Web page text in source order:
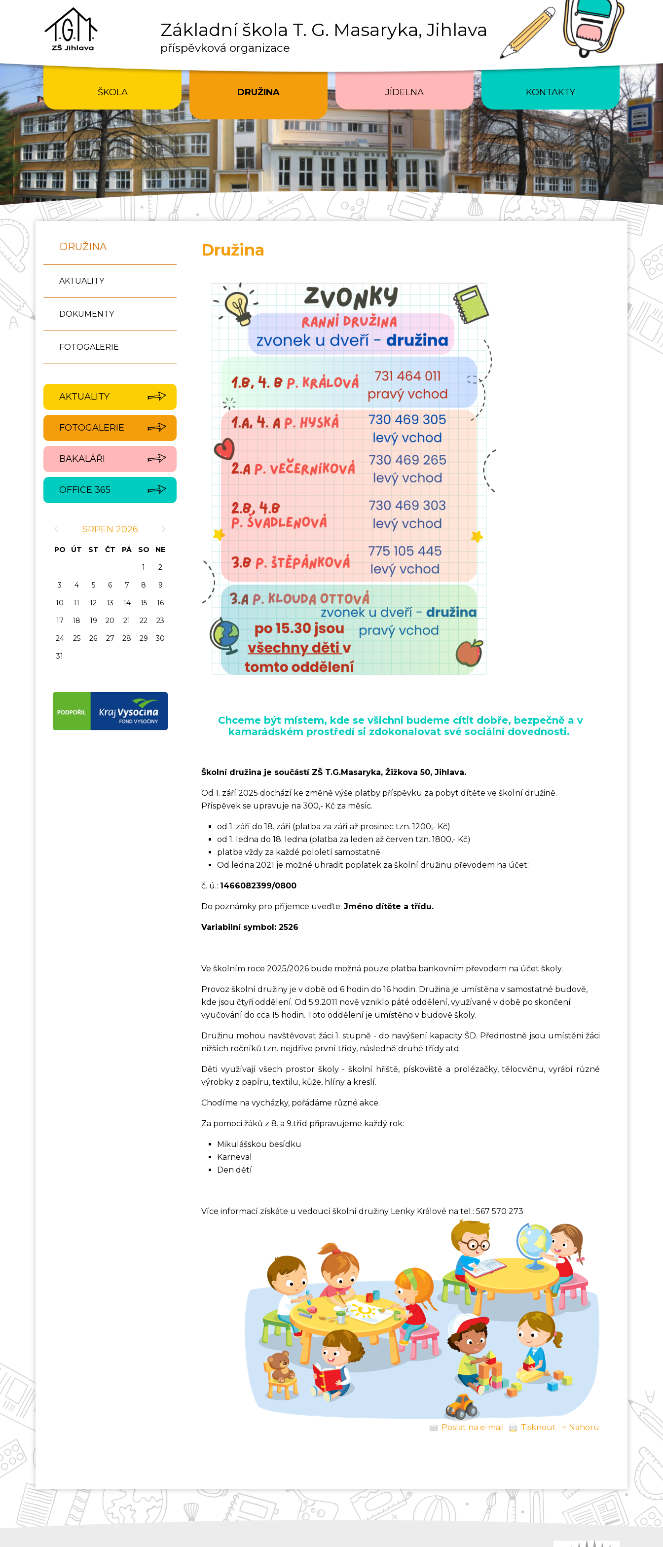
Základní škola T. G. Masaryka, Jihlava
příspěvková organizace
ŠKOLA DRUŽINA JÍDELNA KONTAKTY
Družina
Chceme být místem, kde se všichni budeme cítit dobře, bezpečně a v
kamarádském prostředí si zdokonalovat své sociální dovednosti.
Školní družina je součástí ZŠ T.G.Masaryka, Žižkova 50, Jihlava.
Od 1. září 2025 dochází ke změně výše platby příspěvku za pobyt dítěte ve školní družině.
Příspěvek se upravuje na 300,- Kč za měsíc.
od 1. září do 18. září (platba za září až prosinec tzn. 1200,- Kč)
od 1. ledna do 18. ledna (platba za leden až červen tzn. 1800,- Kč)
platba vždy za každé pololetí samostatně
Od ledna 2021 je možné uhradit poplatek za školní družinu převodem na účet:
č. ú.: 1466082399/0800
Do poznámky pro příjemce uveďte:Jméno dítěte a třídu.
Variabilní symbol: 2526
Ve školním roce 2025/2026 bude možná pouze platba bankovním převodem na účet školy.
Provoz školní družiny je v době od 6 hodin do 16 hodin. Družina je umístěna v samostatné budově,
kde jsou čtyři oddělení. Od 5.9.2011 nově vzniklo páté oddělení, využívané v době po skončení
vyučování do cca 15 hodin. Toto oddělení je umístěno v budově školy.
Družinu mohou navštěvovat žáci 1. stupně - do navýšení kapacity ŠD. Přednostně jsou umístěni žáci
nižších ročníků tzn. nejdříve první třídy, následně druhé třídy atd.
Děti využívají všech prostor školy - školní hřiště, pískoviště a prolézačky, tělocvičnu, vyrábí různé
výrobky z papíru, textilu, kůže, hlíny a kreslí.
Chodíme na vycházky, pořádáme různé akce.
Za pomoci žáků z 8. a 9.tříd připravujeme každý rok:
Mikulášskou besídku
Karneval
Den dětí
Více informací získáte u vedoucí školní družiny Lenky Králové na tel.: 567 570 273
Poslat na e-mail Tisknout ↑ Nahoru
DRUŽINA
AKTUALITY
DOKUMENTY
FOTOGALERIE
AKTUALITY
FOTOGALERIE
BAKALÁŘI
OFFICE 365
SRPEN 2026
PO ÚT ST ČT PÁ SO
NE
1
2
3
4 5 6 7 8
9
10
11 12 13 14 15
16
17
18 19 20 21 22
23
24
25 26 27 28 29
30
31